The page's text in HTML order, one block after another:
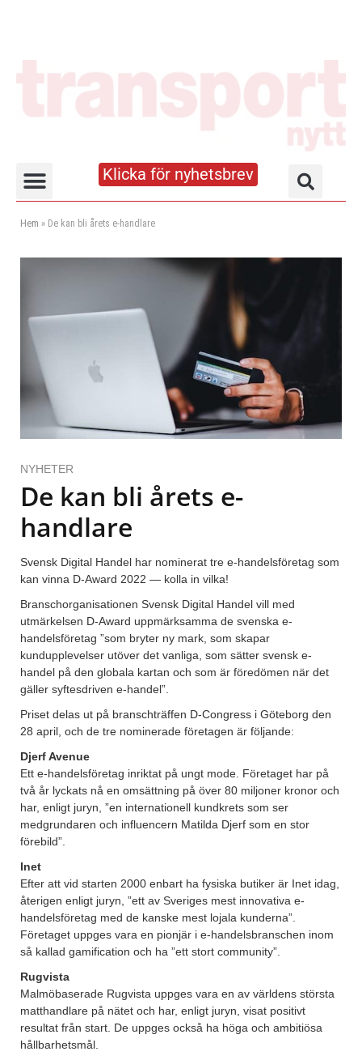
Klicka för nyhetsbrev
Hem » De kan bli årets e-handlare
NYHETER
De kan bli årets e-
handlare
Svensk Digital Handel har nominerat tre e-handelsföretag som
kan vinna D-Award 2022 — kolla in vilka!
Branschorganisationen Svensk Digital Handel vill med
utmärkelsen D-Award uppmärksamma de svenska e-
handelsföretag ”som bryter ny mark, som skapar
kundupplevelser utöver det vanliga, som sätter svensk e-
handel på den globala kartan och som är föredömen när det
gäller syftesdriven e-handel”.
Priset delas ut på branschträffen D-Congress i Göteborg den
28 april, och de tre nominerade företagen är följande:
Djerf Avenue
Ett e-handelsföretag inriktat på ungt mode. Företaget har på
två år lyckats nå en omsättning på över 80 miljoner kronor och
har, enligt juryn, ”en internationell kundkrets som ser
medgrundaren och influencern Matilda Djerf som en stor
förebild”.
Inet
Efter att vid starten 2000 enbart ha fysiska butiker är Inet idag,
återigen enligt juryn, ”ett av Sveriges mest innovativa e-
handelsföretag med de kanske mest lojala kunderna”.
Företaget uppges vara en pionjär i e-handelsbranschen inom
så kallad gamification och ha ”ett stort community”.
Rugvista
Malmöbaserade Rugvista uppges vara en av världens största
matthandlare på nätet och har, enligt juryn, visat positivt
resultat från start. De uppges också ha höga och ambitiösa
hållbarhetsmål.